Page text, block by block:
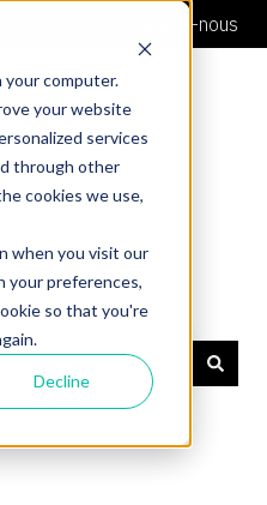
computer.
your website
services
through other
cookies we use,
when you visit our
your preferences,
so that you're
Decline
pour les traductions
Contacte-nous
car le champ de recherche